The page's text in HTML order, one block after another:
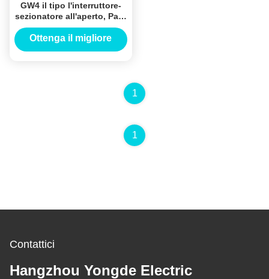
GW4 il tipo l'interruttore-
sezionatore all'aperto, Palo
ha montato il sezionatore
per il sistema di CA
Ottenga il migliore
1
1
Contattici
Hangzhou Yongde Electric